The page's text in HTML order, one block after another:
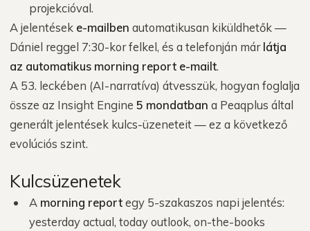
projekcióval.
A jelentések e-mailben automatikusan kiküldhetők —
Dániel reggel 7:30-kor felkel, és a telefonján márlátja
az automatikus morning report e-mailt.
A 53. leckében (AI-narratíva) átvesszük, hogyan foglalja
össze az Insight Engine 5 mondatban a Peaqplus által
generált jelentések kulcs-üzeneteit — ez a következő
evolúciós szint.
Kulcsüzenetek
A morning reportegy 5-szakaszos napi jelentés:
yesterday actual, today outlook, on-the-books